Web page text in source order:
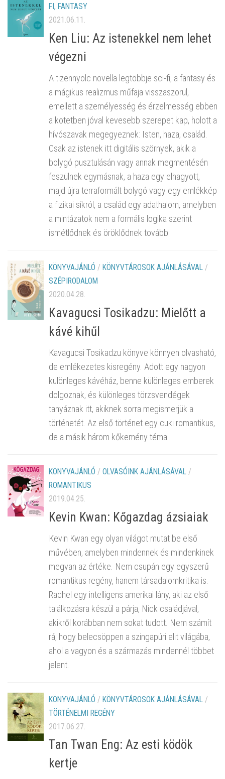
FI, FANTASY
2021.06.11.
Ken Liu: Az istenekkel nem lehet
végezni
A tizennyolc novella legtöbbje sci-fi, a fantasy és
a mágikus realizmus műfaja visszaszorul,
emellett a személyesség és érzelmesség ebben
a kötetben jóval kevesebb szerepet kap, holott a
hívószavak megegyeznek: Isten, haza, család.
Csak az istenek itt digitális szörnyek, akik a
bolygó pusztulásán vagy annak megmentésén
feszülnek egymásnak, a haza egy elhagyott,
majd újra terraformált bolygó vagy egy emlékkép
a fizikai síkról, a család egy adathalom, amelyben
a mintázatok nem a formális logika szerint
ismétlődnek és öröklődnek tovább.
KÖNYVAJÁNLÓ / KÖNYVTÁROSOK AJÁNLÁSÁVAL /
SZÉPIRODALOM
2020.04.28.
Kavagucsi Tosikadzu: Mielőtt a
kávé kihűl
Kavagucsi Tosikadzu könyve könnyen olvasható,
de emlékezetes kisregény. Adott egy nagyon
különleges kávéház, benne különleges emberek
dolgoznak, és különleges törzsvendégek
tanyáznak itt, akiknek sorra megismerjük a
történetét. Az első történet egy cuki romantikus,
de a másik három kőkemény téma.
KÖNYVAJÁNLÓ / OLVASÓINK AJÁNLÁSÁVAL /
ROMANTIKUS
2019.04.25.
Kevin Kwan: Kőgazdag ázsiaiak
Kevin Kwan egy olyan világot mutat be első
művében, amelyben mindennek és mindenkinek
megvan az értéke. Nem csupán egy egyszerű
romantikus regény, hanem társadalomkritika is.
Rachel egy intelligens amerikai lány, aki az első
találkozásra készül a párja, Nick családjával,
akikről korábban nem sokat tudott. Nem számít
rá, hogy belecsöppen a szingapúri elit világába,
ahol a vagyon és a származás mindennél többet
jelent.
KÖNYVAJÁNLÓ / KÖNYVTÁROSOK AJÁNLÁSÁVAL /
TÖRTÉNELMI REGÉNY
2017.06.27.
Tan Twan Eng: Az esti ködök
kertje